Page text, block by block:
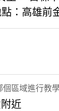
：高雄前
區域進行教
近